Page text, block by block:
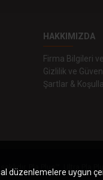
HAKKIMIZDA
Firma Bilgileri
Gizlilik ve
Şartlar &
Pla Plus™, Ultra Pla
düzenlemelere uygun